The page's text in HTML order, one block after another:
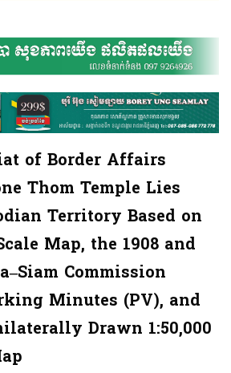
of Border Affairs
Thom Temple Lies
Territory Based on
Map, the 1908 and
Commission
Minutes (PV), and
Drawn 1:50,000